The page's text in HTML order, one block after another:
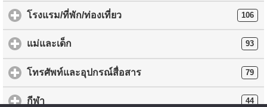
โรงแรม/ที่พัก/ท่องเที่ยว 106
แม่และเด็ก 93
โทรศัพท์และอุปกรณ์สื่อสาร 79
กีฬา 44